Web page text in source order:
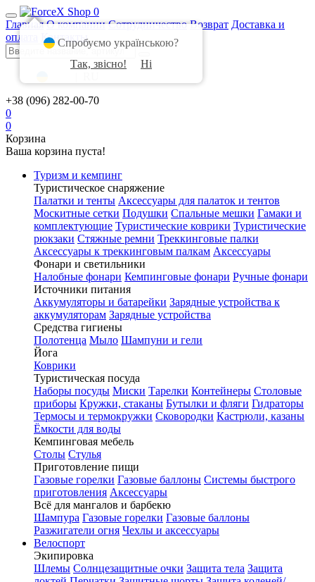
0
Главная О компании Сотрудничество Возврат Доставка и
оплата
Контакты
+38 (096) 282-00-70
0
0
Корзина
Ваша корзина пуста!
Туризм и кемпинг
Туристическое снаряжение
Палатки и тенты Аксессуары для палаток и тентов
Москитные сетки Подушки Спальные мешки Гамаки и
комплектующие Туристические коврики Туристические
рюкзаки Стяжные ремни Треккинговые палки
Аксессуары к треккинговым палкам Аксессуары
Фонари и светильники
Налобные фонари Кемпинговые фонари Ручные фонари
Источники питания
Аккумуляторы и батарейки Зарядные устройства к
аккумуляторам Зарядные устройства
Средства гигиены
Полотенца Мыло Шампуни и гели
Йога
Коврики
Туристическая посуда
Наборы посуды Миски Тарелки Контейнеры Столовые
приборы Кружки, стаканы Бутылки и фляги Гидраторы
Термосы и термокружки Сковородки Кастрюли, казаны
Ёмкости для воды
Кемпинговая мебель
Столы Стулья
Приготовление пищи
Газовые горелки Газовые баллоны Системы быстрого
приготовления Аксессуары
Всё для мангалов и барбекю
Шампура Газовые горелки Газовые баллоны
Разжигатели огня Чехлы и аксессуары
Велоспорт
Экипировка
Шлемы Солнцезащитные очки Защита тела Защита
Спробуємо українською?
Так, звісно!
Ні